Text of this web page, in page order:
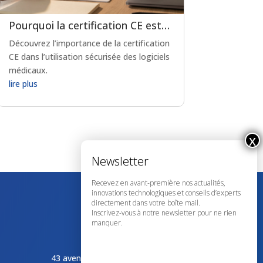
Pourquoi la certification CE est-elle indispensable pour les logiciels de prescription médicamenteuse ?
Découvrez l’importance de la certification
CE dans l’utilisation sécurisée des logiciels
médicaux.
lire plus
43 avenue d’Italie – 80090 AMIENS
Recevez en avant-première nos actualités,
innovations technologiques et conseils d’experts
directement dans votre boîte mail.
Inscrivez-vous à notre newsletter pour ne rien
manquer.